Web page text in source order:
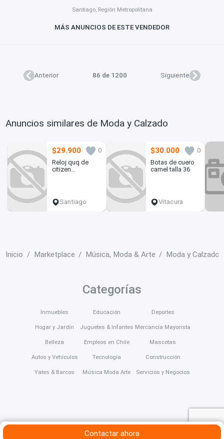
Santiago, Región Metropolitana
MÁS ANUNCIOS DE ESTE VENDEDOR
Anterior 86 de 1200 Siguiente
Anuncios similares de Moda y Calzado
$29.900
0
Reloj quq de
citizen
Santiago
$30.000
0
Botas de cuero
camel talla 36
Vitacura
Inicio Marketplace Música, Moda & Arte Moda y Calzado
Contactar ahora
Categorías
Inmuebles
Hogar y Jardín
Belleza
Autos y Vehículos
Yates & Barcos
Educación
Juguetes & Infantes
Empleos en Chile
Tecnología
Música Moda Arte
Deportes
Mercancía Mayorista
Mascotas
Construcción
Servicios y Negocios